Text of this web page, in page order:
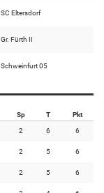
SC Eltersdorf
Gr. Fürth II
Schweinfurt 05
Sp T Pkt
2 6 6
2 5 6
2 5 6